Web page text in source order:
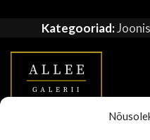
Kategooriad: